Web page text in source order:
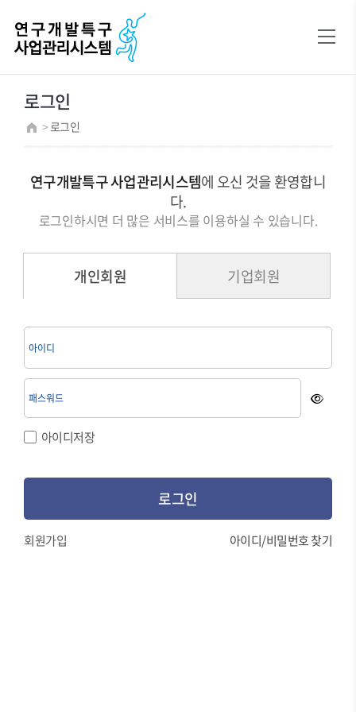
로그인
>로그인
연구개발특구 사업관리시스템에 오신 것을 환영합니
다.
로그인하시면 더 많은 서비스를 이용하실 수 있습니다.
개인회원 기업회원
아이디저장
로그인
회원가입 아이디/비밀번호 찾기